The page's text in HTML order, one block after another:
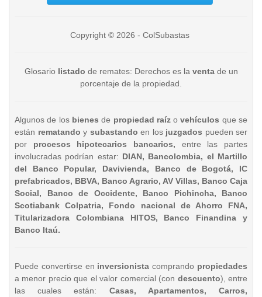
Copyright © 2026 - ColSubastas
Glosario listado de remates: Derechos es la ventade un
porcentaje de la propiedad.
Algunos de los bienesde propiedad raízo vehículos que se
están rematando y subastando en los juzgados pueden ser
por procesos hipotecarios bancarios, entre las partes
involucradas podrían estar: DIAN, Bancolombia, el Martillo
del Banco Popular, Davivienda, Banco de Bogotá, IC
prefabricados, BBVA, Banco Agrario, AV Villas, Banco Caja
Social, Banco de Occidente, Banco Pichincha, Banco
Scotiabank Colpatria, Fondo nacional de Ahorro FNA,
Titularizadora Colombiana HITOS, Banco Finandina y
Banco Itaú.
Puede convertirse en inversionista comprando propiedades
a menor precio que el valor comercial (con descuento), entre
las cuales están: Casas, Apartamentos, Carros,